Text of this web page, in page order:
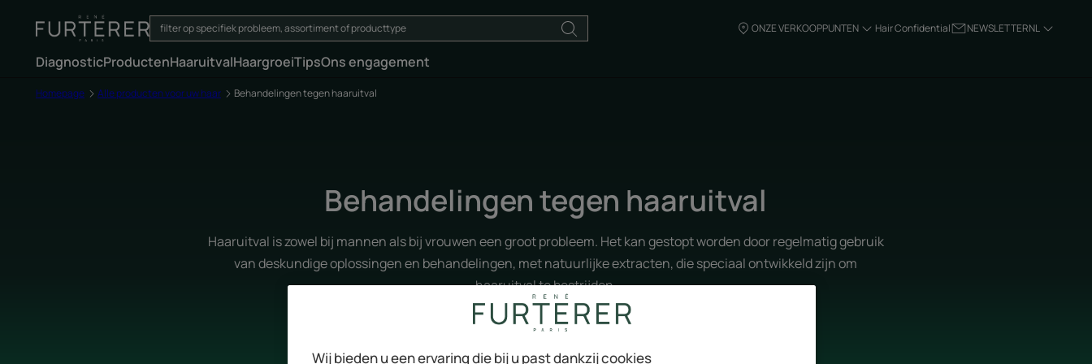
ONZE VERKOOPPUNTEN Hair Confidential NEWSLETTERNL
DiagnosticProductenHaaruitvalHaargroeiTipsOns engagement
Homepage Alle producten voor uw haar Behandelingen tegen haaruitval
Behandelingen tegen haaruitval
Haaruitval is zowel bij mannen als bij vrouwen een groot probleem. Het kan gestopt worden door regelmatig gebruik
van deskundige oplossingen en behandelingen, met natuurlijke extracten, die speciaal ontwikkeld zijn om
haaruitval te bestrijden.
Wij bieden u een ervaring die bij u past dankzij cookies